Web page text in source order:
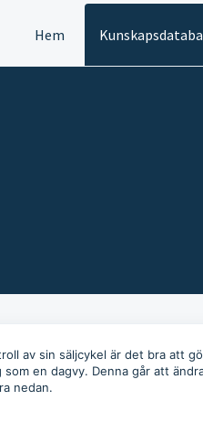
Hem
av sin säljcykel är det bra att
en dagvy. Denna går att
nedan.